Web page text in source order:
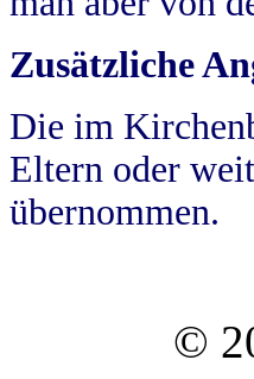
Zusätzliche
Die im
Eltern oder
übernommen.
©